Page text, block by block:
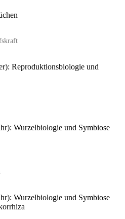
Reproduktionsbiologie und
Wurzelbiologie und Symbiose
Wurzelbiologie und Symbiose